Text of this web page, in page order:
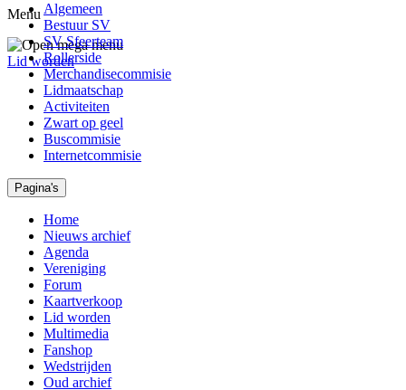
Menu
Lid worden
Algemeen
Bestuur SV
SV Sfeerteam
Rollerside
Merchandisecommisie
Lidmaatschap
Activiteiten
Zwart op geel
Buscommisie
Internetcommisie
Pagina's
Home
Nieuws archief
Agenda
Vereniging
Forum
Kaartverkoop
Lid worden
Multimedia
Fanshop
Wedstrijden
Oud archief